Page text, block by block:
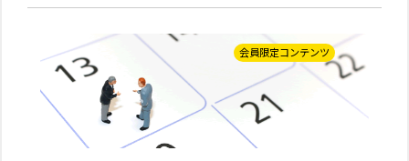
会員限定コンテンツ